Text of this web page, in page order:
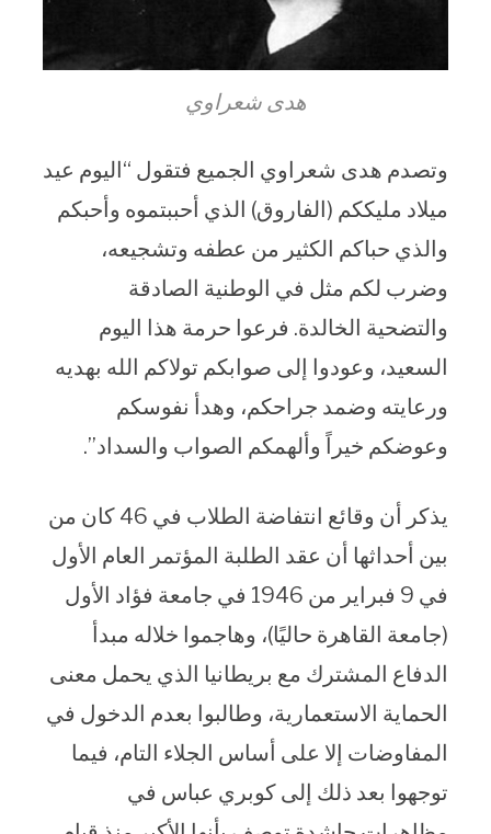
هدى شعراوي
وتصدم هدى شعراوي الجميع فتقول “اليوم عيد
ميلاد مليككم (الفاروق) الذي أحببتموه وأحبكم
والذي حباكم الكثير من عطفه وتشجيعه،
وضرب لكم مثل في الوطنية الصادقة
والتضحية الخالدة. فرعوا حرمة هذا اليوم
السعيد، وعودوا إلى صوابكم تولاكم الله بهديه
ورعايته وضمد جراحكم، وهدأ نفوسكم
وعوضكم خيراً وألهمكم الصواب والسداد”.
يذكر أن وقائع انتفاضة الطلاب في 46 كان من
بين أحداثها أن عقد الطلبة المؤتمر العام الأول
في 9 فبراير من 1946 في جامعة فؤاد الأول
(جامعة القاهرة حاليًا)، وهاجموا خلاله مبدأ
الدفاع المشترك مع بريطانيا الذي يحمل معنى
الحماية الاستعمارية، وطالبوا بعدم الدخول في
المفاوضات إلا على أساس الجلاء التام، فيما
توجهوا بعد ذلك إلى كوبري عباس في